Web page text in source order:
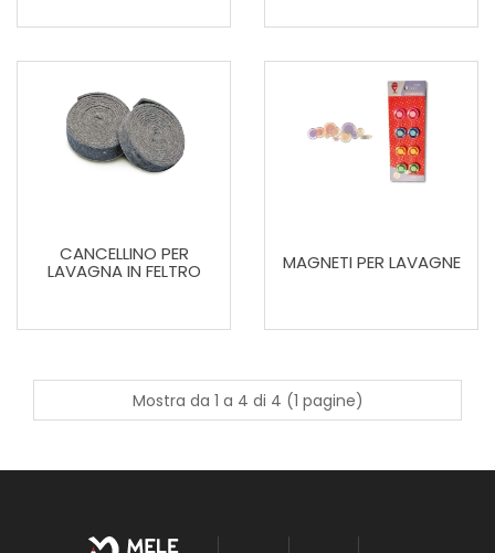
CANCELLINO PER
LAVAGNA IN FELTRO MAGNETI PER LAVAGNE
Mostra da 1 a 4 di 4 (1 pagine)